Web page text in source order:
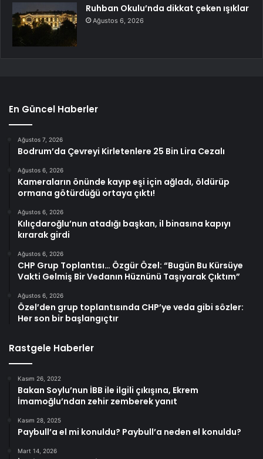
Ruhban Okulu’nda dikkat çeken ışıklar
Ağustos 6, 2026
En Güncel Haberler
Ağustos 7, 2026
Bodrum’da Çevreyi Kirletenlere 25 Bin Lira Cezalı
Ağustos 6, 2026
Kameraların önünde kayıp eşi için ağladı, öldürüp
ormana götürdüğü ortaya çıktı!
Ağustos 6, 2026
Kılıçdaroğlu’nun atadığı başkan, il binasına kapıyı
kırarak girdi
Ağustos 6, 2026
CHP Grup Toplantısı… Özgür Özel: “Bugün Bu Kürsüye
Vakti Gelmiş Bir Vedanın Hüznünü Taşıyarak Çıktım”
Ağustos 6, 2026
Özel’den grup toplantısında CHP’ye veda gibi sözler:
Her son bir başlangıçtır
Rastgele Haberler
Kasım 26, 2022
Bakan Soylu’nun İBB ile ilgili çıkışına, Ekrem
İmamoğlu’ndan zehir zemberek yanıt
Kasım 28, 2025
Paybull’a el mi konuldu? Paybull’a neden el konuldu?
Mart 14, 2026